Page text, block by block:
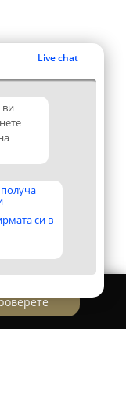
Live chat
си в